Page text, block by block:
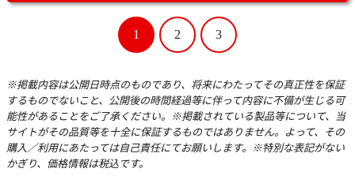
1 2 3
※掲載内容は公開日時点のものであり、将来にわたってその真正性を保証
するものでないこと、公開後の時間経過等に伴って内容に不備が生じる可
能性があることをご了承ください。※掲載されている製品等について、当
サイトがその品質等を十全に保証するものではありません。よって、その
購入／利用にあたっては自己責任にてお願いします。※特別な表記がない
かぎり、価格情報は税込です。